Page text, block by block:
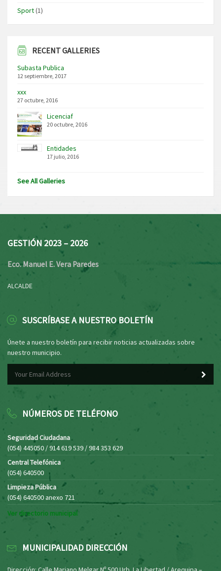
Sport(1)
RECENT GALLERIES
Subasta Publica
12 septiembre, 2017
xxx
27 octubre, 2016
Licenciaf
20 octubre, 2016
Entidades
17 julio, 2016
See All Galleries
GESTIÓN 2023 – 2026
Eco. Manuel E. Vera Paredes
ALCALDE
SUSCRÍBASE A NUESTRO BOLETÍN
Únete a nuestro boletín para recibir noticias actualizadas sobre
nuestro municipio.
NÚMEROS DE TELÉFONO
Seguridad Ciudadana
(054) 445050 / 914 619 539 / 984 353 629
Central Telefónica
(054) 640500
Limpieza Pública
(054) 640500 anexo 721
Ver directorio municipal
MUNICIPALIDAD DIRECCIÓN